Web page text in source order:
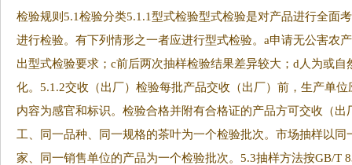
检验规则5.1检验分类5.1.1型式检验型式检验是对产品进行全面
进行检验。有下列情形之一者应进行型式检验。a申请无公害农
出型式检验要求；c前后两次抽样检验结果差异较大；d人为或
化。5.1.2交收（出厂）检验每批产品交收（出厂）前，生产单
内容为感官和标识。检验合格并附有合格证的产品方可交收（
工、同一品种、同一规格的茶叶为一个检验批次。市场抽样以
家、同一销售单位的产品为一个检验批次。5.3抽样方法按GB/T